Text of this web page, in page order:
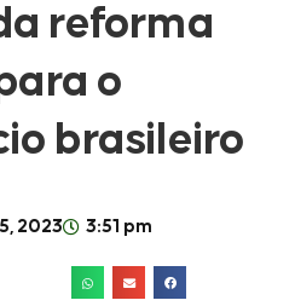
reforma
o
brasileiro
2023 3:51 pm